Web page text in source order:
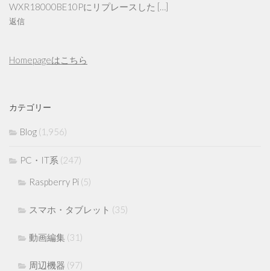
WXR18000BE10Pにリプレースした […]
返信
Homepageはこちら
カテゴリー
Blog (1,956)
PC・IT系 (247)
Raspberry Pi (5)
スマホ・タブレット (35)
動画編集 (31)
周辺機器 (97)